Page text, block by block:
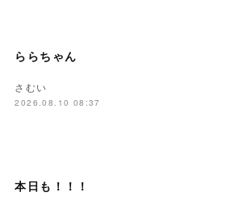
ららちゃん
さむい
2026.08.10 08:37
本日も！！！